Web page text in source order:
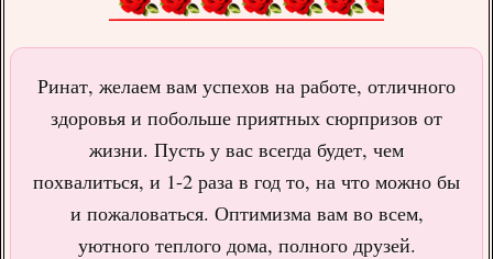
Ринат, желаем вам успехов на работе, отличного
здоровья и побольше приятных сюрпризов от
жизни. Пусть у вас всегда будет, чем
похвалиться, и 1-2 раза в год то, на что можно бы
и пожаловаться. Оптимизма вам во всем,
уютного теплого дома, полного друзей.